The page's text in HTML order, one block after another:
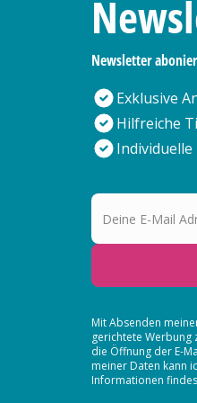
Newsletter
Exklusive
Hilfreiche
Deine E-Mail
Mit Absenden
gerichtete
die Öffnung der E-
meiner Daten kann
Informationen